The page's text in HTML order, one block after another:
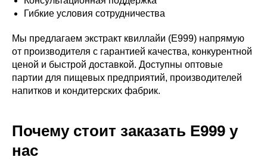
Гибкие условия сотрудничества
Мы предлагаем экстракт квиллайи (E999) напрямую
от производителя с гарантией качества, конкурентной
ценой и быстрой доставкой. Доступны оптовые
партии для пищевых предприятий, производителей
напитков и кондитерских фабрик.
Почему стоит заказать E999 у
нас